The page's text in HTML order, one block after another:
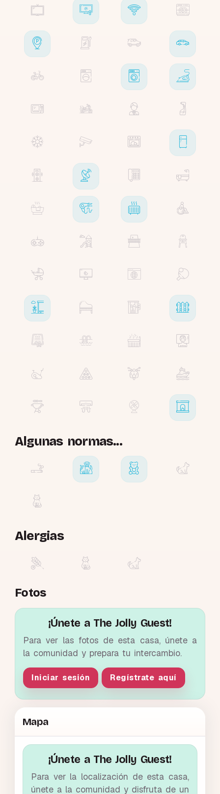
Algunas normas...
Alergias
Fotos
¡Únete a The Jolly Guest!
Para ver las fotos de esta casa, únete a
la comunidad y prepara tu intercambio.
Iniciar sesión Regístrate aquí
Mapa
¡Únete a The Jolly Guest!
Para ver la localización de esta casa,
únete a la comunidad y disfruta de un